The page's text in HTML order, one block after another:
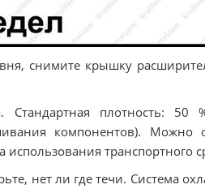
снимите крышку
Стандартная плотность: 50
компонентов). Можно
транспортного
нет ли где течи. Система